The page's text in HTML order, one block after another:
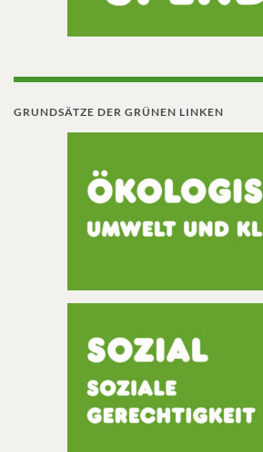
GRUNDSÄTZE DER GRÜNEN LINKEN